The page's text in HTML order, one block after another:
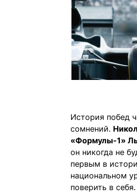
История побед
сомнений.
«Формулы-1»
он никогда не
первым в
национальном
поверить в себя.